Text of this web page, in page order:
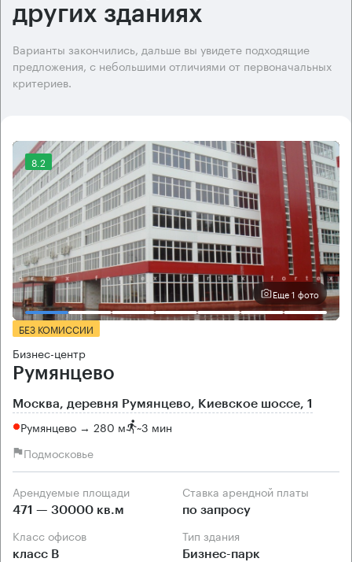
других зданиях
Варианты закончились, дальше вы увидете подходящие
предложения, с небольшими отличиями от первоначальных
критериев.
8.2
Еще 1 фото
БЕЗ КОМИССИИ
Бизнес-центр
Румянцево
Москва, деревня Румянцево, Киевское шоссе, 1
Румянцево → 280 м ~3 мин
Подмосковье
Арендуемые площади
471 — 30000 кв.м
Ставка арендной платы
по запросу
Класс офисов
класс B
Тип здания
Бизнес-парк